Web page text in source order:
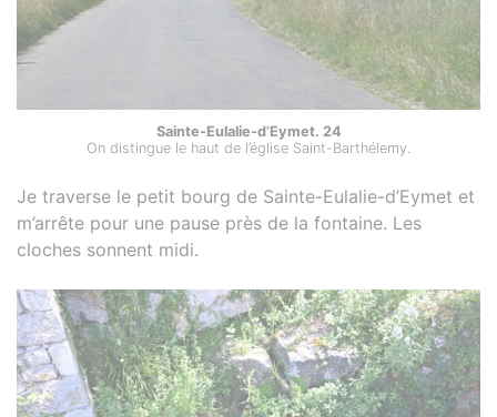
Sainte-Eulalie-d’Eymet. 24
On distingue le haut de l’église Saint-Barthélemy.
Je traverse le petit bourg de Sainte-Eulalie-d’Eymet et
m’arrête pour une pause près de la fontaine. Les
cloches sonnent midi.